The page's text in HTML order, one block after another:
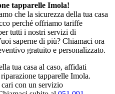
tapparelle Imola!
che la sicurezza della tua casa
perché offriamo tariffe
tutti i nostri servizi di
saperne di più? Chiamaci ora
gratuito e personalizzato.
tua casa al caso, affidati
tapparelle Imola.
con un servizio